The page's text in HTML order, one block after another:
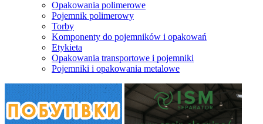
Opakowania polimerowe
Pojemnik polimerowy
Torby
Komponenty do pojemników i opakowań
Etykieta
Opakowania transportowe i pojemniki
Pojemniki i opakowania metalowe